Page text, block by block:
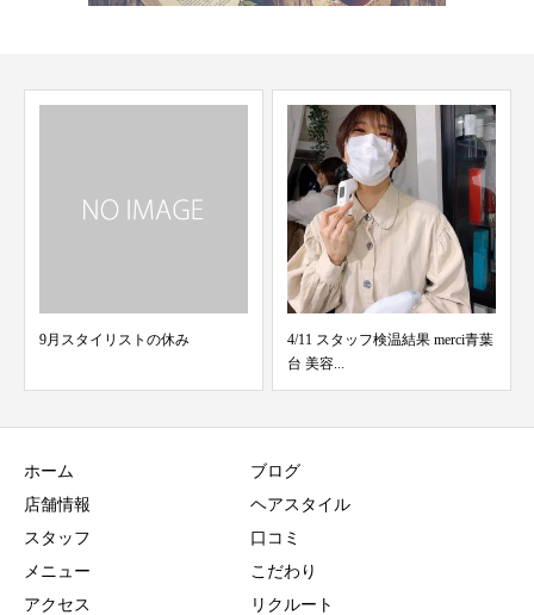
9月スタイリストの休み
4/11 スタッフ検温結果 merci青葉
台 美容...
ホーム
店舗情報
スタッフ
メニュー
アクセス
ブログ
ヘアスタイル
口コミ
こだわり
リクルート